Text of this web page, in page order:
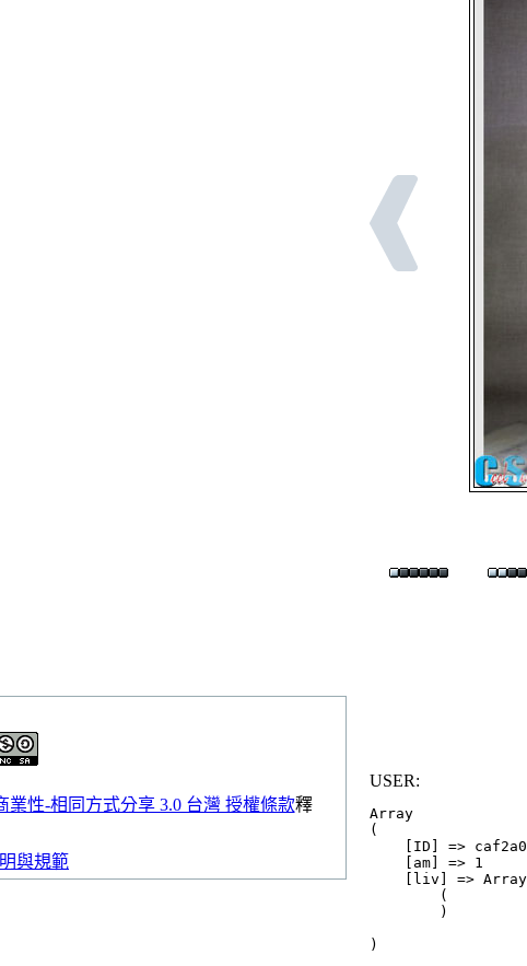
業性-相同方式分享 3.0 台灣 授權條款釋
與規範
USER:
Array
(
[ID] =>
    [am] => 1
    [liv] => Array
        (
        )